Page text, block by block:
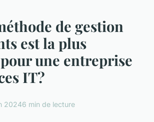
de gestion
est la plus
une entreprise
IT?
20246 min de lecture